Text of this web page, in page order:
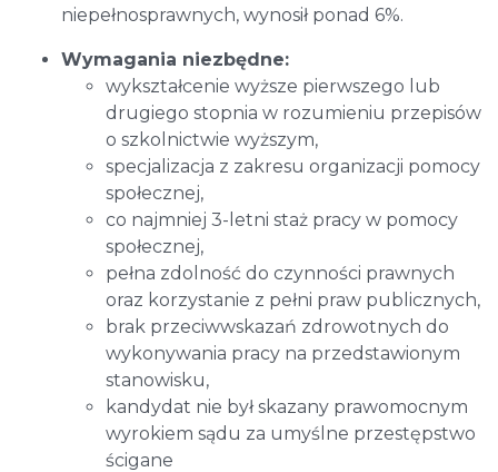
niepełnosprawnych, wynosił ponad 6%.
Wymagania niezbędne:
wykształcenie wyższe pierwszego lub
drugiego stopnia w rozumieniu przepisów
o szkolnictwie wyższym,
specjalizacja z zakresu organizacji pomocy
społecznej,
co najmniej 3-letni staż pracy w pomocy
społecznej,
pełna zdolność do czynności prawnych
oraz korzystanie z pełni praw publicznych,
brak przeciwwskazań zdrowotnych do
wykonywania pracy na przedstawionym
stanowisku,
kandydat nie był skazany prawomocnym
wyrokiem sądu za umyślne przestępstwo
ścigane